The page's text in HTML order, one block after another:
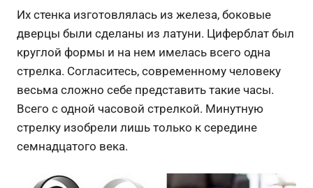
Их стенка изготовлялась из железа, боковые
дверцы были сделаны из латуни. Циферблат был
круглой формы и на нем имелась всего одна
стрелка. Согласитесь, современному человеку
весьма сложно себе представить такие часы.
Всего с одной часовой стрелкой. Минутную
стрелку изобрели лишь только к середине
семнадцатого века.